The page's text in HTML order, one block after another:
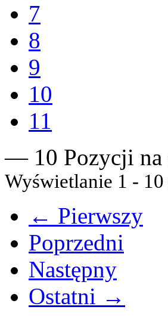
7
8
9
10
11
— 10 Pozycji na
Wyświetlanie 1 -
← Pierwszy
Poprzedni
Następny
Ostatni →